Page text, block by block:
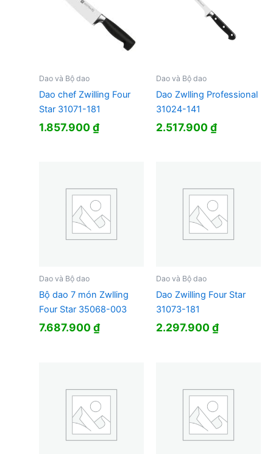
Dao và Bộ dao
Dao chef Zwilling Four
Star 31071-181
1.857.900₫
Dao và Bộ dao
Dao Zwlling Professional
31024-141
2.517.900₫
Dao và Bộ dao
Bộ dao 7 món Zwlling
Four Star 35068-003
7.687.900₫
Dao và Bộ dao
Dao Zwilling Four Star
31073-181
2.297.900₫